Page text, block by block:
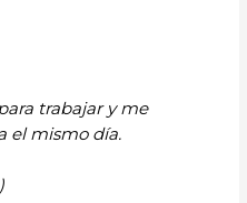
trabajar y me
el mismo día.